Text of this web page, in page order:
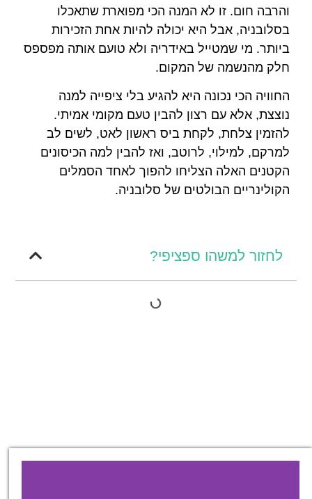
והרבה חום. זו לא המנה הכי מפוארת שתאכלו
בסלובניה, אבל היא יכולה להיות אחת הזכירות
ביותר. מי שמטייל באידריה ולא טועם אותה מפספס
חלק מהנשמה של המקום.
החוויה הכי נכונה היא להגיע בלי ציפייה למנה
נוצצת, אלא עם רצון להבין טעם מקומי אמיתי.
להזמין צלחת, לקחת ביס ראשון לאט, לשים לב
למרקם, למילוי, לרוטב, ואז להבין למה הכיסונים
הקטנים האלה הצליחו להפוך לאחד הסמלים
הקולינריים הבולטים של סלובניה.
לחזור למשהו ספציפי?